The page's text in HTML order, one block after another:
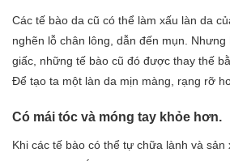
Các tế bào da cũ có thể làm xấu làn da
nghẽn lỗ chân lông, dẫn đến mụn. Nhưng
giấc, những tế bào cũ đó được thay thế
Để tạo ta một làn da mịn màng, rạng rỡ
Có mái tóc và móng tay khỏe hơn.
Khi các tế bào có thể tự chữa lành và sản